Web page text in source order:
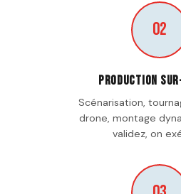
02
Production
Scénarisation,
drone, montage
validez, on